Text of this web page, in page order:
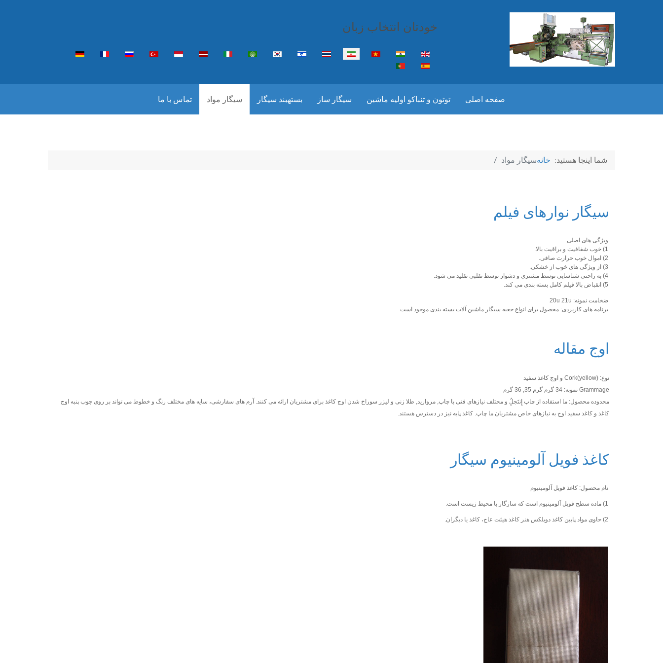
خودتان انتخاب زبان
زبان خود را انتخاب کنید
صفحه اصلی توتون و تنباکو اولیه ماشین سیگار ساز بستهبند سیگار سیگار مواد تماس با ما
شما اینجا هستید: خانهسیگار مواد
سیگار نوارهای فیلم
ویژگی های اصلی
1) خوب شفافیت و براقیت بالا.
2) اموال خوب حرارت صافی.
3) از ویژگی های خوب از خشکی.
4) به راحتی شناسایی توسط مشتری و دشوار توسط تقلبی تقلید می شود.
5) انقباض بالا فیلم کامل بسته بندی می کند.
ضخامت نمونه: 20u 21u
برنامه های کاربردی: محصول برای انواع جعبه سیگار ماشین آلات بسته بندی موجود است
اوج مقاله
نوع: Cork(yellow) و اوج کاغذ سفید
Grammage نمونه: 34 گرم گرم 35, 36 گرم
محدوده محصول: ما استفاده از چاپ إِنتَجلُِ و مختلف نیازهای فنی با چاپ, مروارید, طلا زنی و لیزر سوراخ شدن اوج کاغذ برای مشتریان ارائه می کنند. آرم های سفارشی، سایه های مختلف رنگ و خطوط می تواند بر روی چوب پنبه اوج
کاغذ و کاغذ سفید اوج به نیازهای خاص مشتریان ما چاپ. کاغذ پایه نیز در دسترس هستند.
کاغذ فویل آلومینیوم سیگار
نام محصول: کاغذ فویل آلومینیوم
1) ماده سطح فویل آلومینیوم است که سازگار با محیط زیست است.
2) حاوی مواد پایین کاغذ دوبلکس هنر کاغذ هیئت عاج، کاغذ یا دیگران.